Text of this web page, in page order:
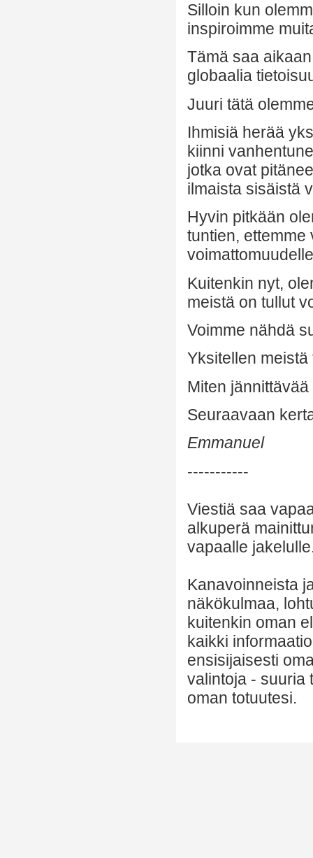
Silloin kun
inspiroimme
Tämä saa
globaalia
Juuri tätä
Ihmisiä herää
kiinni
jotka ovat
ilmaista sisäistä
Hyvin pitkään
tuntien, ettemme
Kuitenkin nyt,
meistä on tullut
Voimme nähdä
Yksitellen
Miten
Seuraavaan
Emmanuel
-----------
Viestiä saa
alkuperä
vapaalle
Kanavoinneista
näkökulmaa,
kuitenkin oman
kaikki
ensisijaisesti
valintoja - suuria
oman totuutesi.